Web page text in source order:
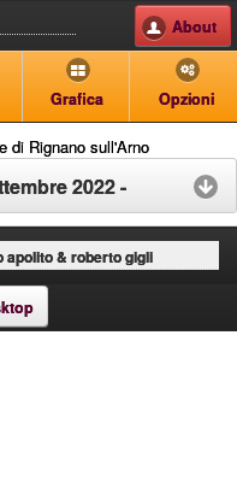
About
Grafica Opzioni
di Rignano sull'Arno
2022 -
apolito & roberto gigli